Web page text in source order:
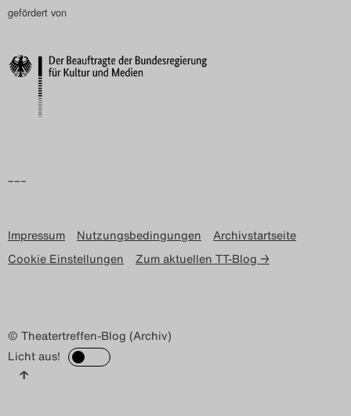
gefördert von
–––
Impressum Nutzungsbedingungen
Archivstartseite
Cookie Einstellungen
Zum aktuellen TT-Blog →
© Theatertreffen-Blog (Archiv)
Licht aus!
↑